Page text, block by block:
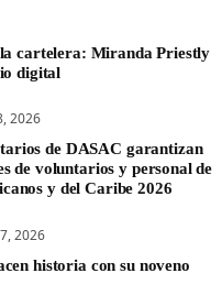
cartelera: Miranda Priestly
digital
2026
de DASAC garantizan
de voluntarios y personal de
y del Caribe 2026
2026
historia con su noveno